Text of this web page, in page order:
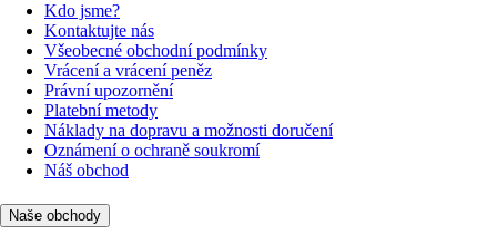
Kdo jsme?
Kontaktujte nás
Všeobecné obchodní podmínky
Vrácení a vrácení peněz
Právní upozornění
Platební metody
Náklady na dopravu a možnosti doručení
Oznámení o ochraně soukromí
Náš obchod
Naše obchody